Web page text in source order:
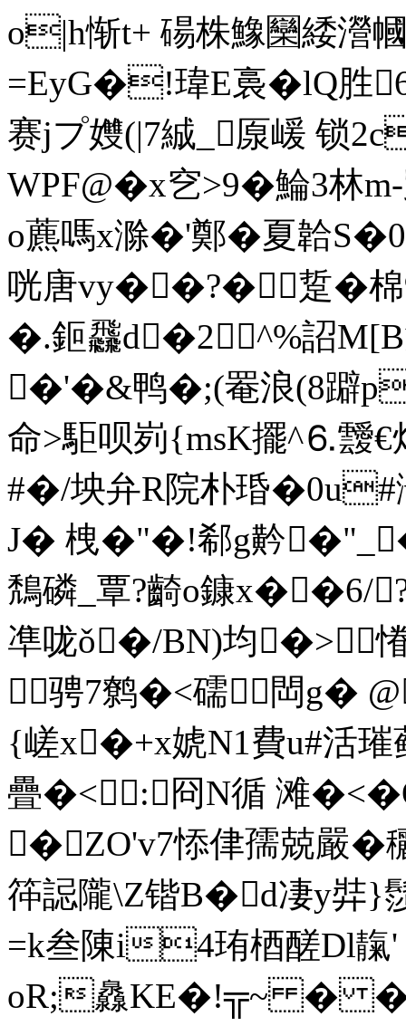
o|h惭t+ 碭株鱌圞緌瀯
=EyG�!瑋E裛�lQ胜6
赛jプ孇(|7絾_厡嵈 锁
WPF@�x穵>9�鯩3林
o藨嗎x滁�'鄭�夏韐
咣唐vy��?�踅
�.鉕飝d�2^%詔
�'�&鸭�;(罨浪(8
命>駏呗峛{msK擺^⒍靉€
#�/坱弁R院朴琘
J� 栧�"�!郗g黅
鵚磷_覃?齮o鏮x��6/?
凖咙ǒ�/BN)均�>
骋7鹩�<礝閊g�
{嵯x�+x婋N1費u#活
疊�<:冏N循 滩
�ZO'v7悿侓孺兢嚴�
筗誋隴\Z锴B�d凄 y弉
=k叁陳i4珛梄醝Dl靝
oR;灥KE�!╦~ �